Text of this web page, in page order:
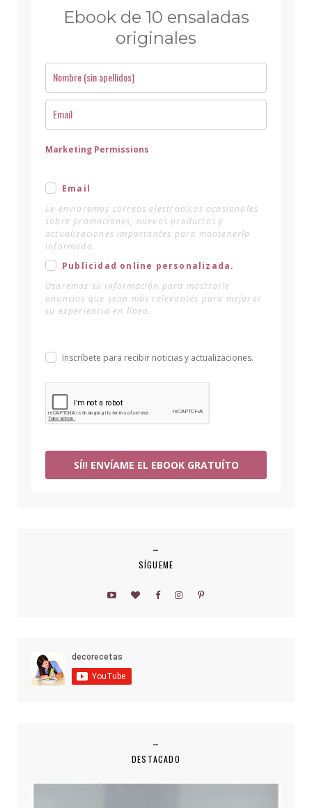
Ebook de 10 ensaladas
originales
Marketing Permissions
Email
Le enviaremos correos electrónicos ocasionales
sobre promociones, nuevos productos y
actualizaciones importantes para mantenerlo
informado.
Publicidad online personalizada.
Usaremos su información para mostrarle
anuncios que sean más relevantes para mejorar
su experiencia en línea.
Inscríbete para recibir noticias y actualizaciones.
SÍ!! ENVÍAME EL EBOOK GRATUÍTO
SÍGUEME
DESTACADO